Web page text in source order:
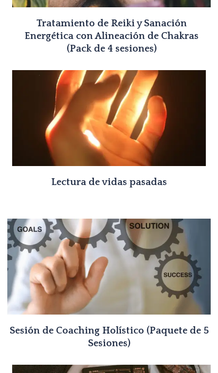
Tratamiento de Reiki y Sanación
Energética con Alineación de Chakras
(Pack de 4 sesiones)
Lectura de vidas pasadas
Sesión de Coaching Holístico (Paquete de 5
Sesiones)